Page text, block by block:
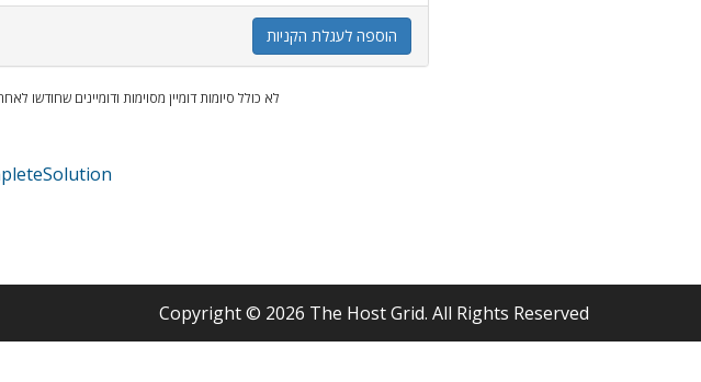
הוספה לעגלת הקניות
* לא כולל סיומות דומיין מסוימות ודומיינים שחודשו
Copyright © 2026 The Host Grid. All Rights Reserved